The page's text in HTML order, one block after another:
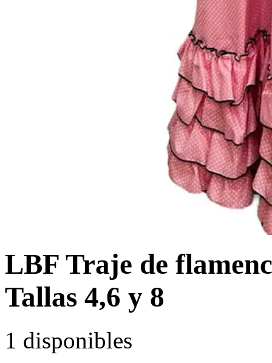
LBF Traje de
Tallas 4,6 y 8
1 disponibles